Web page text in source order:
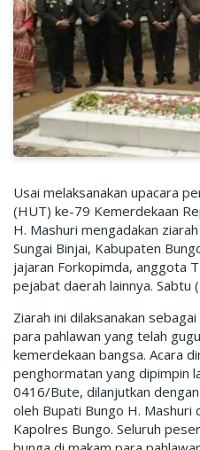
Usai melaksanakan upacara
(HUT) ke-79 Kemerdekaan
H. Mashuri mengadakan
Sungai Binjai, Kabupaten
jajaran Forkopimda, anggota
pejabat daerah lainnya.
Ziarah ini dilaksanakan
para pahlawan yang telah
kemerdekaan bangsa. Acara
penghormatan yang dipimpin
0416/Bute, dilanjutkan
oleh Bupati Bungo H. Mashuri
Kapolres Bungo. Seluruh